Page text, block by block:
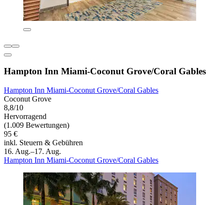
Hampton Inn Miami-Coconut Grove/Coral Gables
Hampton Inn Miami-Coconut Grove/Coral Gables
Coconut Grove
8,8/10
Hervorragend
(1.009 Bewertungen)
95 €
inkl. Steuern & Gebühren
16. Aug.–17. Aug.
Hampton Inn Miami-Coconut Grove/Coral Gables